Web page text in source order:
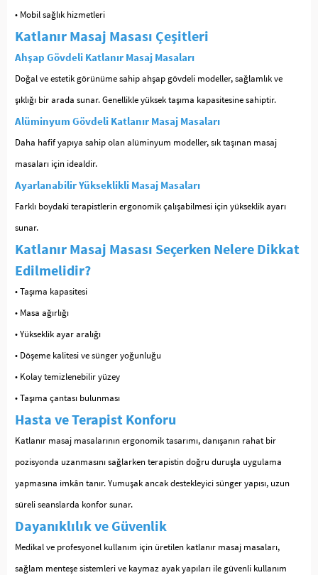
• Mobil sağlık hizmetleri
Katlanır Masaj Masası Çeşitleri
Ahşap Gövdeli Katlanır Masaj Masaları
Doğal ve estetik görünüme sahip ahşap gövdeli modeller, sağlamlık ve
şıklığı bir arada sunar. Genellikle yüksek taşıma kapasitesine sahiptir.
Alüminyum Gövdeli Katlanır Masaj Masaları
Daha hafif yapıya sahip olan alüminyum modeller, sık taşınan masaj
masaları için idealdir.
Ayarlanabilir Yükseklikli Masaj Masaları
Farklı boydaki terapistlerin ergonomik çalışabilmesi için yükseklik ayarı
sunar.
Katlanır Masaj Masası Seçerken Nelere Dikkat
Edilmelidir?
• Taşıma kapasitesi
• Masa ağırlığı
• Yükseklik ayar aralığı
• Döşeme kalitesi ve sünger yoğunluğu
• Kolay temizlenebilir yüzey
• Taşıma çantası bulunması
Hasta ve Terapist Konforu
Katlanır masaj masalarının ergonomik tasarımı, danışanın rahat bir
pozisyonda uzanmasını sağlarken terapistin doğru duruşla uygulama
yapmasına imkân tanır. Yumuşak ancak destekleyici sünger yapısı, uzun
süreli seanslarda konfor sunar.
Dayanıklılık ve Güvenlik
Medikal ve profesyonel kullanım için üretilen katlanır masaj masaları,
sağlam menteşe sistemleri ve kaymaz ayak yapıları ile güvenli kullanım